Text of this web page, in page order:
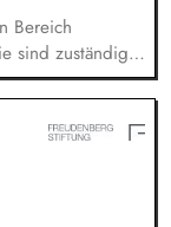
Bereich
sind zuständig
Organisation
Team und
Sie sind
die operative